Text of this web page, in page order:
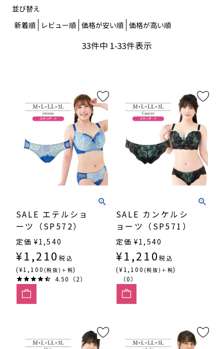
並び替え
新着順
レビュー順 価格が安い順 価格が高い順
33件中 1-33件表示
SALE エテルショ
ーツ（SP572）
定価 ¥1,540
¥1,210 税込
(¥1,100 (税抜)＋税)
4.50（2）
SALE カンケルシ
ョーツ（SP571）
定価 ¥1,540
¥1,210 税込
(¥1,100 (税抜)＋税)
（0）